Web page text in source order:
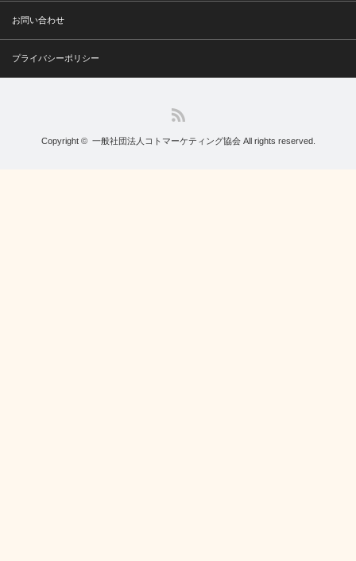
お問い合わせ
プライバシーポリシー
Copyright © 一般社団法人コトマーケティング協会All rights reserved.